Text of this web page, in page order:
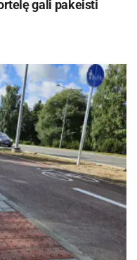
gali pakeisti